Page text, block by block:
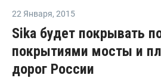
22 Января, 2015
Sika будет покрывать
покрытиями мосты и
дорог России